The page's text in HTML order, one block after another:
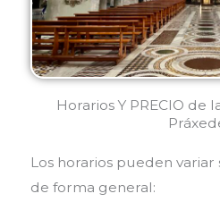
Horarios Y PRECIO de
Los horarios pueden
de forma general: